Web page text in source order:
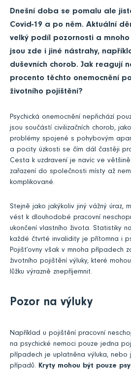
Dnešní doba se pomalu ale
Covid-19 a po něm. Aktuální
velký podíl pozornosti a
jsou zde i jiné nástrahy,
duševních chorob. Jak reagují
procento těchto onemocnění
životního pojištění?
Psychická onemocnění nepřichází
jsou součástí civilizačních chorob,
problémy spojené s pohybovým
a pocity úzkosti se čím dál častěji
Cesta k uzdravení je navíc ve
zařazení do společnosti místy až
komplikované.
Stejně jako jakýkoliv jiný vážný úraz,
vést k dlouhodobé pracovní
ukončení vlastního života. Statistiky
každé čtvrté invalidity je přítomna i
Pojišťovny však v mnoha případech
životního pojištění výluky, které
lůžku výrazně znepříjemnit.
Pozor na výluky
Například u pojištění pracovní
na psychické nemoci pouze jedna
případech je uplatněna výluka, nebo
případů. Kryty mohou být pouze